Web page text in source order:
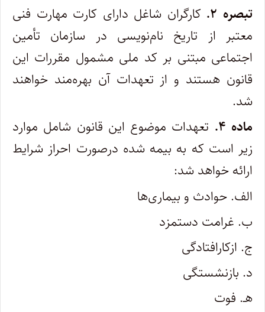
تبصره ۲.
کارگران شاغل دارای کارت مهارت فنی
معتبر از تاریخ نام‌نویسی در سازمان تأمین
اجتماعی مبتنی بر کد ملی مشمول مقررات این
قانون هستند و از تعهدات آن بهره‌مند خواهند
شد.
ماده ۴.
تعهدات موضوع این قانون شامل موارد
زیر است که به بیمه شده درصورت احراز شرایط
ارائه خواهد شد:
الف. حوادث و بیماری‌ها
ب. غرامت دستمزد
ج. ازکارافتادگی‌
د. بازنشستگی‌
هـ. فوت‌